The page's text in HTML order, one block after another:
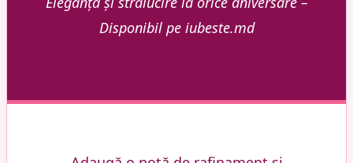
Disponibil pe iubeste.md